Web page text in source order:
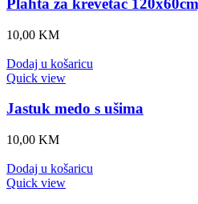
Plahta za krevetac
10,00 KM
Dodaj u košaricu
Quick view
Jastuk medo s ušima
10,00 KM
Dodaj u košaricu
Quick view